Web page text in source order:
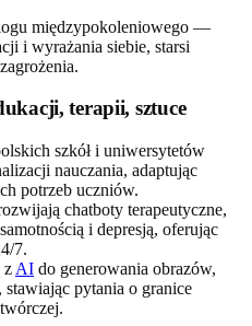
międzypokoleniowego —
i wyrażania siebie, starsi
terapii, sztuce
szkół i uniwersytetów
nauczania, adaptując
potrzeb uczniów.
chatboty terapeutyczne,
i depresją, oferując
7.
z AI do generowania obrazów,
pytania o granice